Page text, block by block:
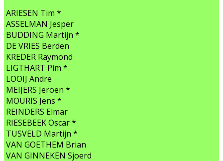
ARIESEN Tim *
ASSELMAN Jesper
BUDDING Martijn *
DE VRIES Berden
KREDER Raymond
LIGTHART Pim *
LOOIJ Andre
MEIJERS Jeroen *
MOURIS Jens *
REINDERS Elmar
RIESEBEEK Oscar *
TUSVELD Martijn *
VAN GOETHEM Brian
VAN GINNEKEN Sjoerd